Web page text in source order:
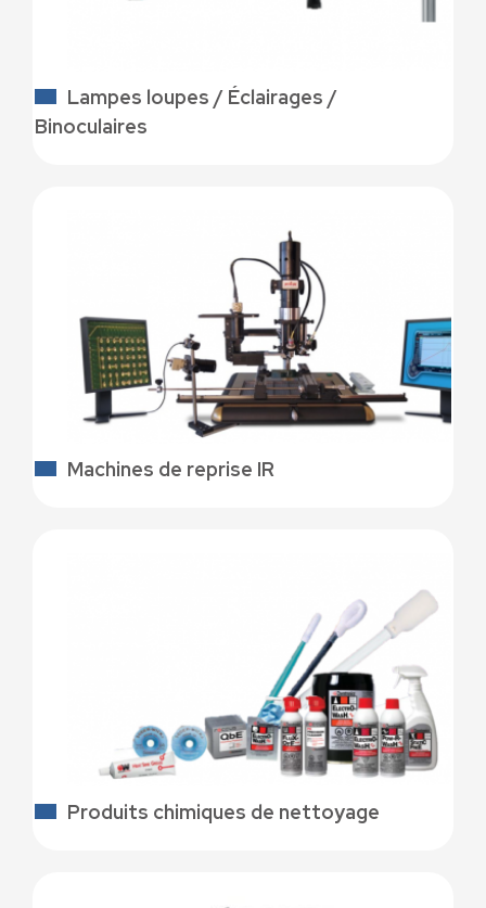
Lampes loupes / Éclairages /
Binoculaires
Machines de reprise IR
Produits chimiques de nettoyage